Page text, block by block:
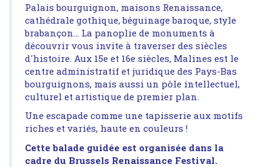
Palais bourguignon, maisons Renaissance,
cathédrale gothique, béguinage baroque, style
brabançon… La panoplie de monuments à
découvrir vous invite à traverser des siècles
d'histoire. Aux 15e et 16e siècles, Malines est le
centre administratif et juridique des Pays-Bas
bourguignons, mais aussi un pôle intellectuel,
culturel et artistique de premier plan.
Une escapade comme une tapisserie aux motifs
riches et variés, haute en couleurs !
Cette balade guidée est organisée dans la
cadre du Brussels Renaissance Festival.